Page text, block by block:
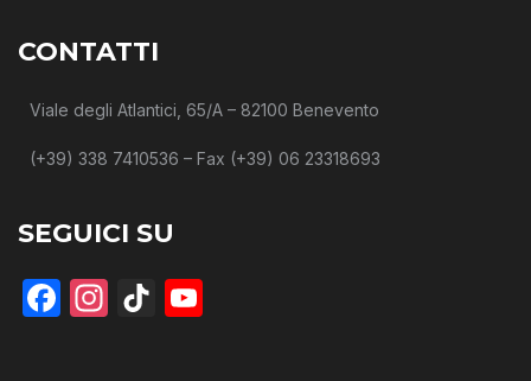
CONTATTI
Viale degli Atlantici, 65/A – 82100 Benevento
(+39) 338 7410536 – Fax (+39) 06 23318693
SEGUICI SU
Facebook
Instagram
TikTok